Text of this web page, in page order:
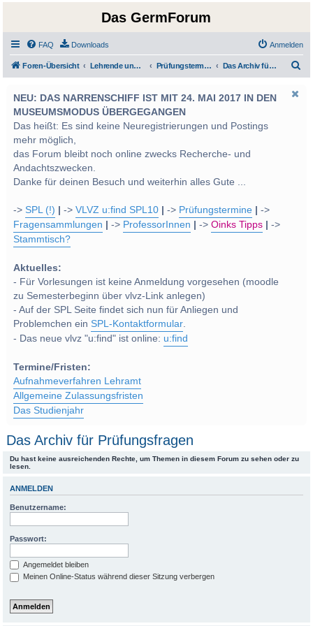
Das GermForum
FAQ Downloads Anmelden
Foren-Übersicht Lehrende und Prüfungen Prüfungstermine und von den Lehrveranstaltungsleitern gestellte Prüfungsfragen Das Archiv für Prüfungsfragen
NEU: DAS NARRENSCHIFF IST MIT 24. MAI 2017 IN DEN
MUSEUMSMODUS ÜBERGEGANGEN
Das heißt: Es sind keine Neuregistrierungen und Postings
mehr möglich,
das Forum bleibt noch online zwecks Recherche- und
Andachtszwecken.
Danke für deinen Besuch und weiterhin alles Gute ...
->SPL (!) ->VLVZ u:find SPL10 -> Prüfungstermine
->
Fragensammlungen
-> ProfessorInnen ->Oinks Tipps
->
Stammtisch?
Aktuelles:
- Für Vorlesungen ist keine Anmeldung vorgesehen (moodle
zu Semesterbeginn über vlvz-Link anlegen)
- Auf der SPL Seite findet sich nun für Anliegen und
Problemchen einSPL-Kontaktformular.
- Das neue vlvz "u:find" ist online: u:find
Termine/Fristen:
Aufnahmeverfahren Lehramt
Allgemeine Zulassungsfristen
Das Studienjahr
Das Archiv für Prüfungsfragen
Du hast keine ausreichenden Rechte, um Themen in diesem Forum zu sehen oder zu
lesen.
ANMELDEN
Benutzername:
Passwort:
Angemeldet bleiben
Meinen Online-Status während dieser Sitzung verbergen